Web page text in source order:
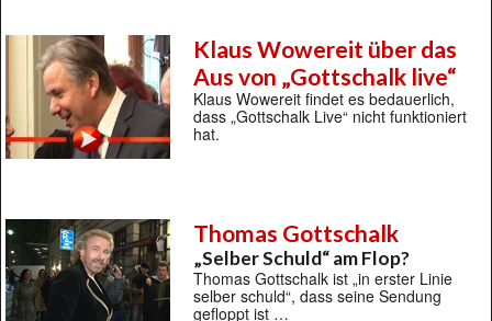
Klaus Wowereit über das
Aus von „Gottschalk live“
Klaus Wowereit findet es bedauerlich,
dass „Gottschalk Live“ nicht funktioniert
hat.
Thomas Gottschalk
„Selber Schuld“ am Flop?
Thomas Gottschalk ist „in erster Linie
selber schuld“, dass seine Sendung
gefloppt ist …